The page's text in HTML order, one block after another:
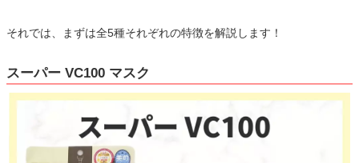
それでは、まずは全5種それぞれの特徴を解説します！
スーパー VC100 マスク